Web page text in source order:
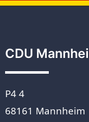
CDU
P4 4
68161 Mannheim